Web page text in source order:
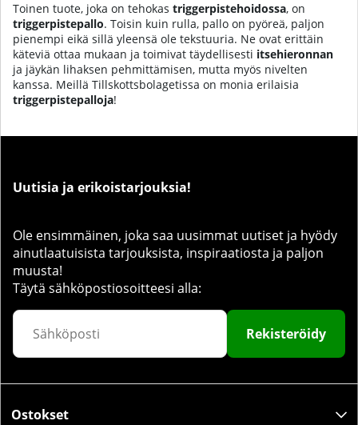
Toinen tuote, joka on tehokas triggerpistehoidossa, on
triggerpistepallo. Toisin kuin rulla, pallo on pyöreä, paljon
pienempi eikä sillä yleensä ole tekstuuria. Ne ovat erittäin
käteviä ottaa mukaan ja toimivat täydellisesti itsehieronnan
ja jäykän lihaksen pehmittämisen, mutta myös nivelten
kanssa. Meillä Tillskottsbolagetissa on monia erilaisia
triggerpistepalloja!
Uutisia ja erikoistarjouksia!
Ole ensimmäinen, joka saa uusimmat uutiset ja hyödy
ainutlaatuisista tarjouksista, inspiraatiosta ja paljon
muusta!
Täytä sähköpostiosoitteesi alla:
Rekisteröidy
Ostokset